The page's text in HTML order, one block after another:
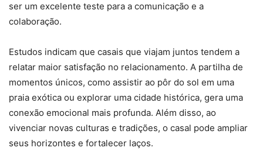
ser um excelente teste para a comunicação e a
colaboração.
Estudos indicam que casais que viajam juntos tendem a
relatar maior satisfação no relacionamento. A partilha de
momentos únicos, como assistir ao pôr do sol em uma
praia exótica ou explorar uma cidade histórica, gera uma
conexão emocional mais profunda. Além disso, ao
vivenciar novas culturas e tradições, o casal pode ampliar
seus horizontes e fortalecer laços.